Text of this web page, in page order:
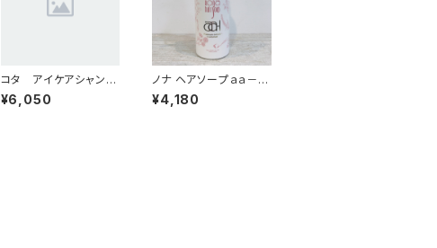
コタ アイケアシャンプ
ー 5番 750ml
¥6,050
ノナ ヘアソープａａ－ｉ
(ダブルエー アイ)
¥4,180